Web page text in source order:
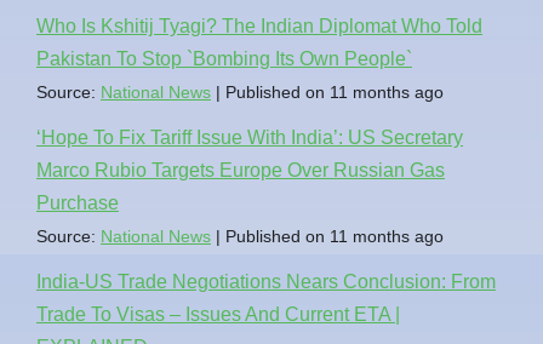
Who Is Kshitij Tyagi? The Indian Diplomat Who Told
Pakistan To Stop `Bombing Its Own People`
Source: National News Published on 11 months ago
‘Hope To Fix Tariff Issue With India’: US Secretary
Marco Rubio Targets Europe Over Russian Gas
Purchase
Source: National News Published on 11 months ago
India-US Trade Negotiations Nears Conclusion: From
Trade To Visas – Issues And Current ETA |